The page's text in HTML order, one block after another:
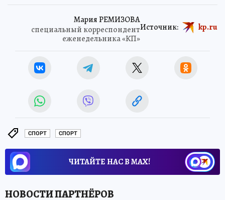
Мария РЕМИЗОВА
специальный корреспондент
еженедельника «КП»
Источник: kp.ru
СПОРТ СПОРТ
ЧИТАЙТЕ НАС В МАХ!